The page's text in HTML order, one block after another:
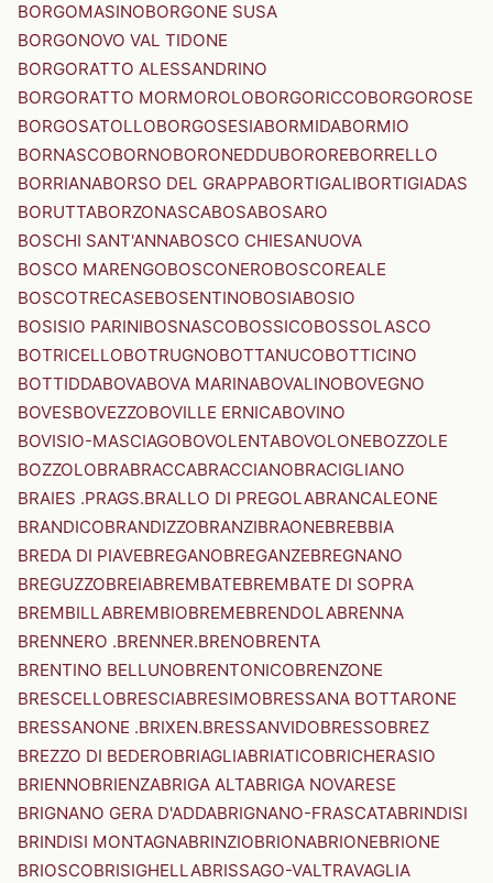
BORGOMASINOBORGONE SUSA
BORGONOVO VAL TIDONE
BORGORATTO ALESSANDRINO
BORGORATTO MORMOROLOBORGORICCOBORGOROSE
BORGOSATOLLOBORGOSESIABORMIDABORMIO
BORNASCOBORNOBORONEDDUBOROREBORRELLO
BORRIANABORSO DEL GRAPPABORTIGALIBORTIGIADAS
BORUTTABORZONASCABOSABOSARO
BOSCHI SANT'ANNABOSCO CHIESANUOVA
BOSCO MARENGOBOSCONEROBOSCOREALE
BOSCOTRECASEBOSENTINOBOSIABOSIO
BOSISIO PARINIBOSNASCOBOSSICOBOSSOLASCO
BOTRICELLOBOTRUGNOBOTTANUCOBOTTICINO
BOTTIDDABOVABOVA MARINABOVALINOBOVEGNO
BOVESBOVEZZOBOVILLE ERNICABOVINO
BOVISIO-MASCIAGOBOVOLENTABOVOLONEBOZZOLE
BOZZOLOBRABRACCABRACCIANOBRACIGLIANO
BRAIES .PRAGS.BRALLO DI PREGOLABRANCALEONE
BRANDICOBRANDIZZOBRANZIBRAONEBREBBIA
BREDA DI PIAVEBREGANOBREGANZEBREGNANO
BREGUZZOBREIABREMBATEBREMBATE DI SOPRA
BREMBILLABREMBIOBREMEBRENDOLABRENNA
BRENNERO .BRENNER.BRENOBRENTA
BRENTINO BELLUNOBRENTONICOBRENZONE
BRESCELLOBRESCIABRESIMOBRESSANA BOTTARONE
BRESSANONE .BRIXEN.BRESSANVIDOBRESSOBREZ
BREZZO DI BEDEROBRIAGLIABRIATICOBRICHERASIO
BRIENNOBRIENZABRIGA ALTABRIGA NOVARESE
BRIGNANO GERA D'ADDABRIGNANO-FRASCATABRINDISI
BRINDISI MONTAGNABRINZIOBRIONABRIONEBRIONE
BRIOSCOBRISIGHELLABRISSAGO-VALTRAVAGLIA